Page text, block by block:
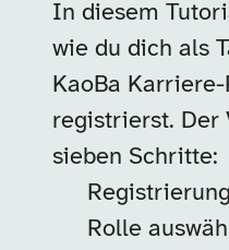
In diesem
wie du dich als
KaoBa
registrierst. Der
sieben Schritte:
Rolle